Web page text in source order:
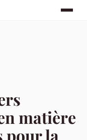
matière
pour la